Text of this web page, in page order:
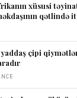
xüsusi
qətlində
çipi